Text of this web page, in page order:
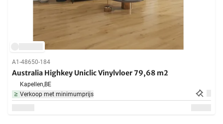
A1-48650-184
Australia Highkey Uniclic Vinylvloer 79,68 m2
Kapellen,BE
Verkoop met minimumprijs